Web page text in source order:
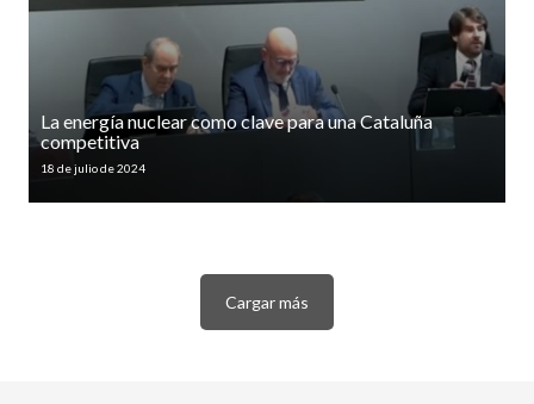
La energía nuclear como clave para una Cataluña
competitiva
18 de julio de 2024
Cargar más